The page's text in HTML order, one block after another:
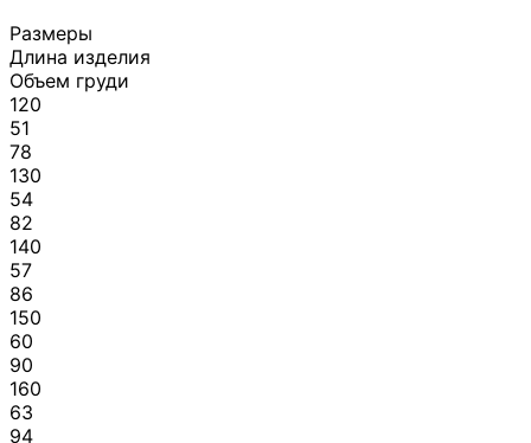
Размеры
Длина изделия
Объем груди
120
51
78
130
54
82
140
57
86
150
60
90
160
63
94